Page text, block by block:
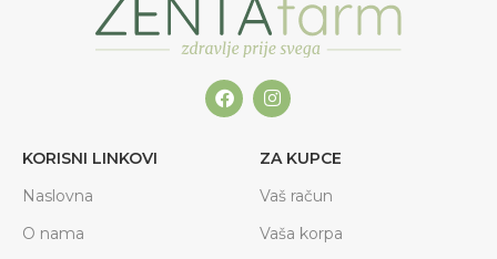
KORISNI LINKOVI
Naslovna
O nama
ZA KUPCE
Vaš račun
Vaša korpa